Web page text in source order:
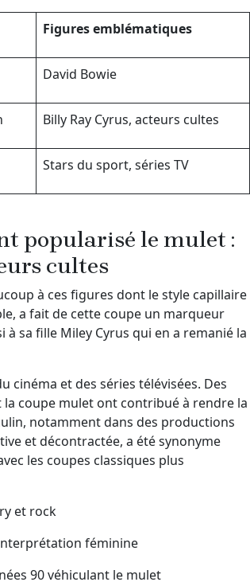
Figures emblématiques
David Bowie
Billy Ray Cyrus, acteurs cultes
Stars du sport, séries TV
popularisé le mulet :
cultes
à ces figures dont le style capillaire
a fait de cette coupe un marqueur
sa fille Miley Cyrus qui en a remanié la
cinéma et des séries télévisées. Des
coupe mulet ont contribué à rendre la
notamment dans des productions
et décontractée, a été synonyme
les coupes classiques plus
et rock
féminine
90 véhiculant le mulet